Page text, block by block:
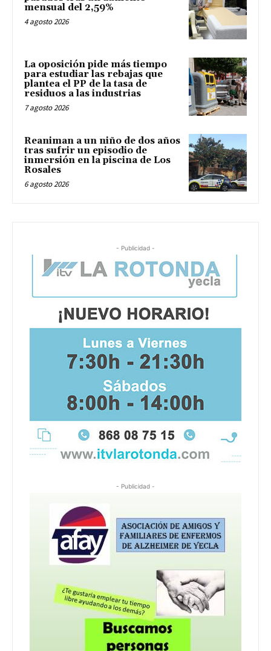
mensual del 2,59%
4 agosto 2026
La oposición pide más tiempo
para estudiar las rebajas que
plantea el PP de la tasa de
residuos a las industrias
7 agosto 2026
Reaniman a un niño de dos años
tras sufrir un episodio de
inmersión en la piscina de Los
Rosales
6 agosto 2026
- Publicidad -
- Publicidad -